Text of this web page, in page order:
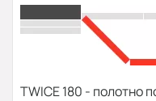
TWICE 180 - полотно